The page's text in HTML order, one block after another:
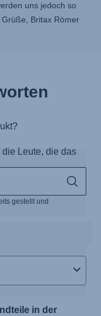
uns jedoch so
Britax Römer